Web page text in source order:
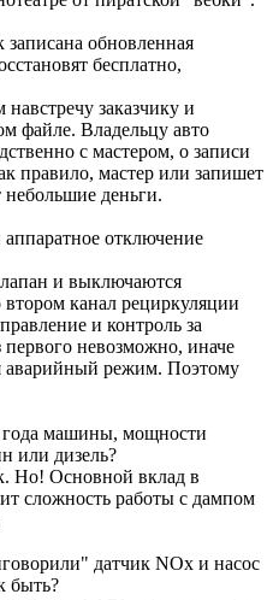
обновленная
бесплатно,
заказчику и
файле. Владельцу авто
с мастером, о записи
правило, мастер или запишет
небольшие деньги.
отключение
и выключаются
канал рециркуляции
и контроль за
невозможно, иначе
аварийный режим. Поэтому
года машины, мощности
или дизель?
Но! Основной вклад в
сложность работы с дампом
датчик NOx и насос
быть?